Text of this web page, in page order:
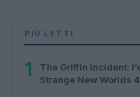
PIÙ LETTI
1
The Griffin Incident:
Strange New Worlds 4